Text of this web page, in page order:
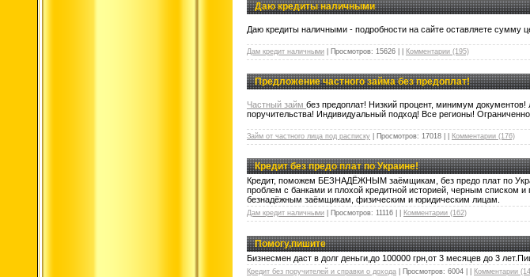
Даю кредиты наличными
Даю кредиты наличными - подробности на сайте оставляете сумму
Дам кредит наличными Просмотров: 15626 Комментарии (195)
Предложение частного займа без предоплат!
Частный займ без предоплат! Низкий процент, минимум
поручительства! Индивидуальный подход! Все регионы!
Займ от частного лица под расписку Просмотров: 17018 Комментарии (176)
Кредит без предо плат по Украине!
Кредит, поможем БЕЗНАДЁЖНЫМ заёмщикам, без предо плат по
проблем с банками и плохой кредитной историей, черным
безнадёжным заёмщикам, физическим и юридическим лицам.
Дам кредит наличными Просмотров: 11116 Комментарии (162)
Помогу,пишите
Бизнесмен даст в долг деньги,до 100000 грн,от 3 месяцев до 3
Кредит без поручителей и справки о дохода Просмотров: 6004 Комментарии